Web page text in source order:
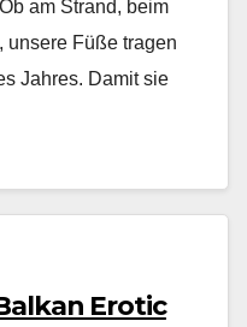
am Strand, beim
unsere Füße tra­gen
Jahres. Damit sie
Erotic